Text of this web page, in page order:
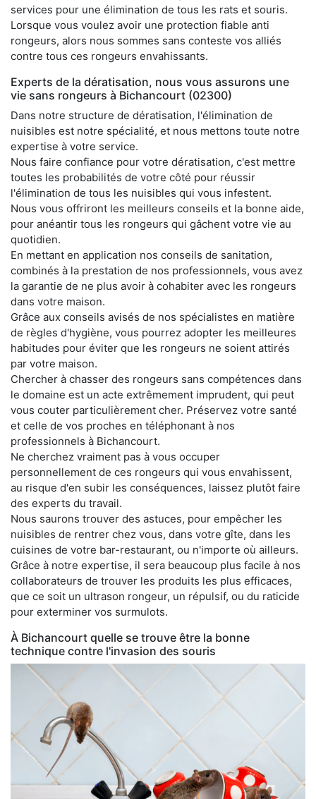
services pour une élimination de tous les rats et souris.
Lorsque vous voulez avoir une protection fiable anti
rongeurs, alors nous sommes sans conteste vos alliés
contre tous ces rongeurs envahissants.
Experts de la dératisation, nous vous assurons une
vie sans rongeurs à Bichancourt (02300)
Dans notre structure de dératisation, l'élimination de
nuisibles est notre spécialité, et nous mettons toute notre
expertise à votre service.
Nous faire confiance pour votre dératisation, c'est mettre
toutes les probabilités de votre côté pour réussir
l'élimination de tous les nuisibles qui vous infestent.
Nous vous offriront les meilleurs conseils et la bonne aide,
pour anéantir tous les rongeurs qui gâchent votre vie au
quotidien.
En mettant en application nos conseils de sanitation,
combinés à la prestation de nos professionnels, vous avez
la garantie de ne plus avoir à cohabiter avec les rongeurs
dans votre maison.
Grâce aux conseils avisés de nos spécialistes en matière
de règles d'hygiène, vous pourrez adopter les meilleures
habitudes pour éviter que les rongeurs ne soient attirés
par votre maison.
Chercher à chasser des rongeurs sans compétences dans
le domaine est un acte extrêmement imprudent, qui peut
vous couter particulièrement cher. Préservez votre santé
et celle de vos proches en téléphonant à nos
professionnels à Bichancourt.
Ne cherchez vraiment pas à vous occuper
personnellement de ces rongeurs qui vous envahissent,
au risque d'en subir les conséquences, laissez plutôt faire
des experts du travail.
Nous saurons trouver des astuces, pour empêcher les
nuisibles de rentrer chez vous, dans votre gîte, dans les
cuisines de votre bar-restaurant, ou n'importe où ailleurs.
Grâce à notre expertise, il sera beaucoup plus facile à nos
collaborateurs de trouver les produits les plus efficaces,
que ce soit un ultrason rongeur, un répulsif, ou du raticide
pour exterminer vos surmulots.
À Bichancourt quelle se trouve être la bonne
technique contre l'invasion des souris